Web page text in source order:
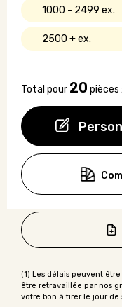
1000 - 2499
2500 +
Total pour 20 pièces :